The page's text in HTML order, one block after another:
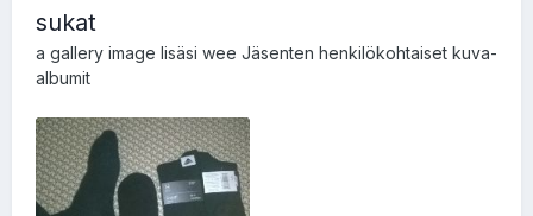
sukat
a gallery image lisäsi wee Jäsenten henkilökohtaiset kuva-
albumit